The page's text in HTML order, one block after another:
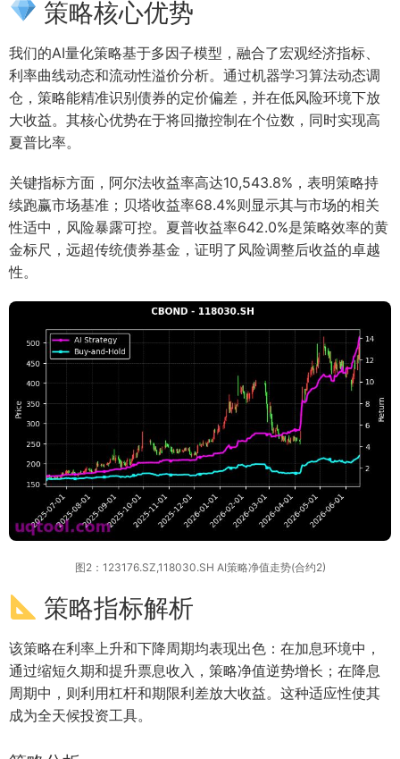
策略核心优势
我们的AI量化策略基于多因子模型，融合了宏观经济指标、
利率曲线动态和流动性溢价分析。通过机器学习算法动态调
仓，策略能精准识别债券的定价偏差，并在低风险环境下放
大收益。其核心优势在于将回撤控制在个位数，同时实现高
夏普比率。
关键指标方面，阿尔法收益率高达10,543.8%，表明策略持
续跑赢市场基准；贝塔收益率68.4%则显示其与市场的相关
性适中，风险暴露可控。夏普收益率642.0%是策略效率的黄
金标尺，远超传统债券基金，证明了风险调整后收益的卓越
性。
图2：123176.SZ,118030.SH AI策略净值走势(合约2)
策略指标解析
该策略在利率上升和下降周期均表现出色：在加息环境中，
通过缩短久期和提升票息收入，策略净值逆势增长；在降息
周期中，则利用杠杆和期限利差放大收益。这种适应性使其
成为全天候投资工具。